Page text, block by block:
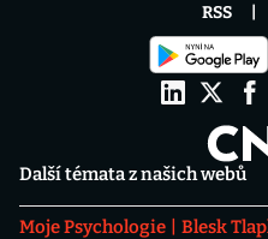
Další témata z našich webů
Moje Psychologie Blesk
RSS